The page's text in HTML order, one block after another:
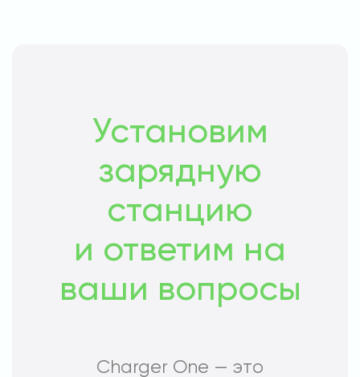
Установим
зарядную
станцию
и ответим на
ваши вопросы
Charger One — это